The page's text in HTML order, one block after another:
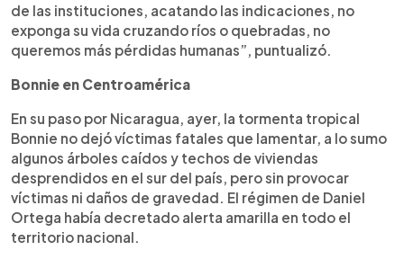
de las instituciones, acatando las indicaciones, no
exponga su vida cruzando ríos o quebradas, no
queremos más pérdidas humanas”, puntualizó.
Bonnie en Centroamérica
En su paso por Nicaragua, ayer, la tormenta tropical
Bonnie no dejó víctimas fatales que lamentar, a lo sumo
algunos árboles caídos y techos de viviendas
desprendidos en el sur del país, pero sin provocar
víctimas ni daños de gravedad. El régimen de Daniel
Ortega había decretado alerta amarilla en todo el
territorio nacional.